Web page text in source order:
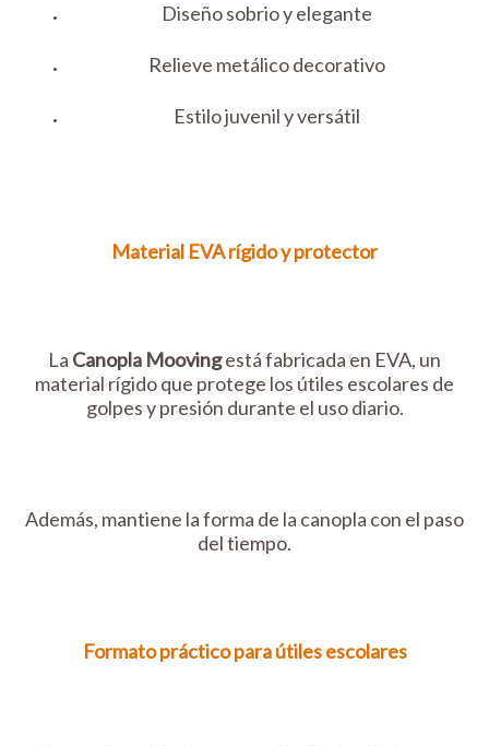
Diseño sobrio y elegante
Relieve metálico decorativo
Estilo juvenil y versátil
Material EVA rígido y protector
La Canopla Moovingestá fabricada en EVA, un
material rígido que protege los útiles escolares de
golpes y presión durante el uso diario.
Además, mantiene la forma de la canopla con el paso
del tiempo.
Formato práctico para útiles escolares